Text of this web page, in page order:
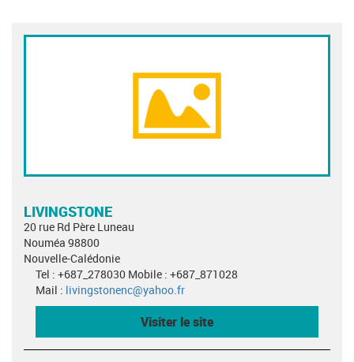
LIVINGSTONE
20 rue Rd Père Luneau
Nouméa 98800
Nouvelle-Calédonie
Tel : +687_278030 Mobile : +687_871028
Mail : livingstonenc@yahoo.fr
Visiter le site